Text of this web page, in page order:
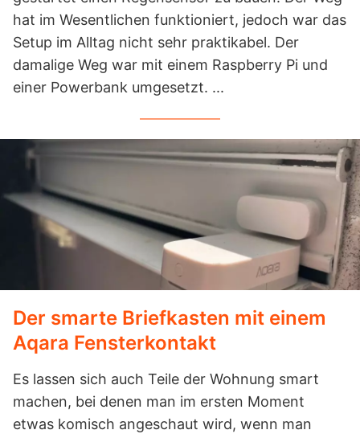
hat im Wesentlichen funktioniert, jedoch war das
Setup im Alltag nicht sehr praktikabel. Der
damalige Weg war mit einem Raspberry Pi und
einer Powerbank umgesetzt. ...
Der smarte Briefkasten mit einem
Aqara Fensterkontakt
Es lassen sich auch Teile der Wohnung smart
machen, bei denen man im ersten Moment
etwas komisch angeschaut wird, wenn man